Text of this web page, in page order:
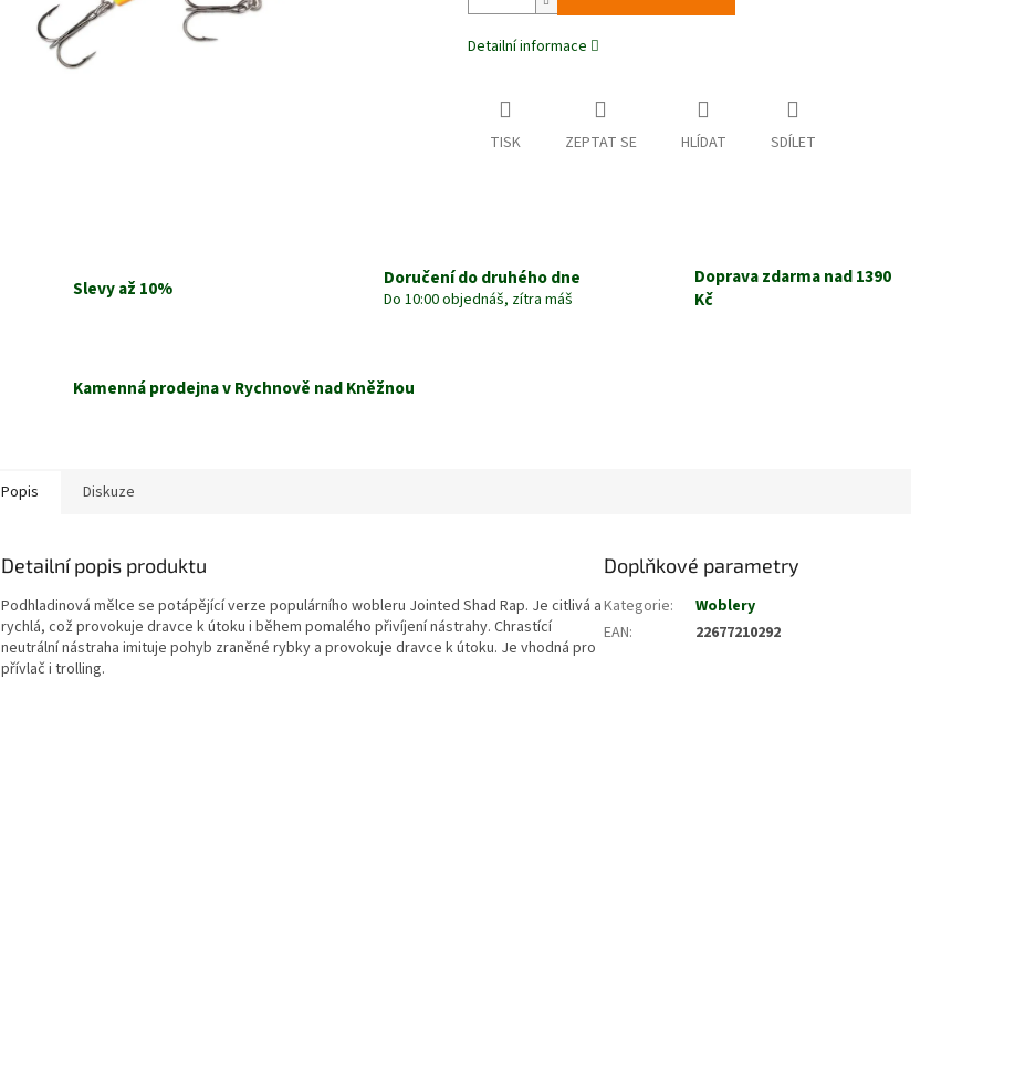
Detailní informace
TISK ZEPTAT SE HLÍDAT SDÍLET
Slevy až 10% Doručení do druhého dne
Do 10:00 objednáš, zítra máš
Doprava zdarma nad 1390
Kč
Kamenná prodejna v Rychnově nad Kněžnou
Popis Diskuze
Detailní popis produktu
Podhladinová mělce se potápějící verze populárního wobleru Jointed Shad Rap. Je citlivá a
rychlá, což provokuje dravce k útoku i během pomalého přivíjení nástrahy. Chrastící
neutrální nástraha imituje pohyb zraněné rybky a provokuje dravce k útoku. Je vhodná pro
přívlač i trolling.
Doplňkové parametry
Kategorie:
Woblery
EAN: 22677210292